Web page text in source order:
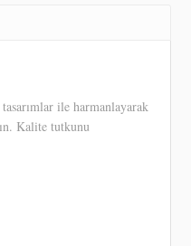
ile harmanlayarak
Kalite tutkunu